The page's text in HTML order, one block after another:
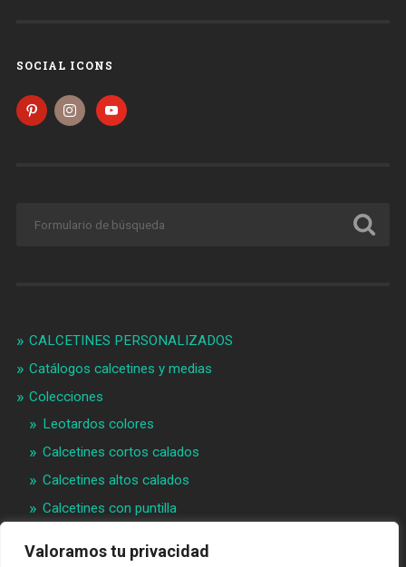
Valoramos tu privacidad
SOCIAL ICONS
CALCETINES PERSONALIZADOS
Catálogos calcetines y medias
Colecciones
Leotardos colores
Calcetines cortos calados
Calcetines altos calados
Calcetines con puntilla